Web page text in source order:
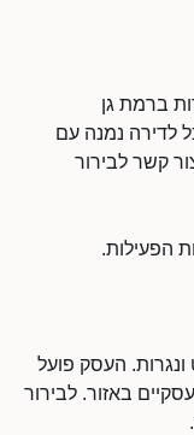
ברמת גן
לדירה נמנה עם
קשר לבירור
העסק פועל
באזור. לבירור